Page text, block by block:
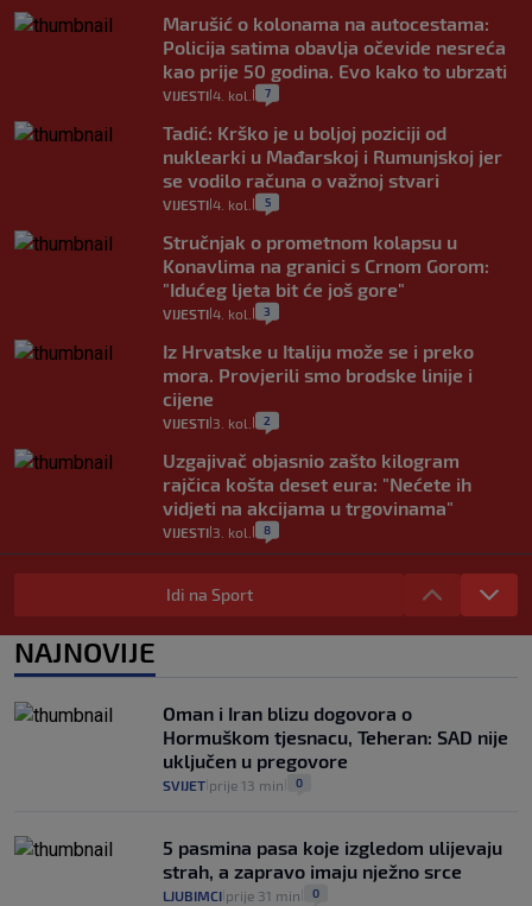
Marušić o kolonama na autocestama:
Policija satima obavlja očevide nesreća
kao prije 50 godina. Evo kako to ubrzati
VIJESTI 4. kol. 7
Tadić: Krško je u boljoj poziciji od
nuklearki u Mađarskoj i Rumunjskoj jer
se vodilo računa o važnoj stvari
VIJESTI 4. kol. 5
Stručnjak o prometnom kolapsu u
Konavlima na granici s Crnom Gorom:
"Idućeg ljeta bit će još gore"
VIJESTI 4. kol. 3
Iz Hrvatske u Italiju može se i preko
mora. Provjerili smo brodske linije i
cijene
VIJESTI 3. kol. 2
Uzgajivač objasnio zašto kilogram
rajčica košta deset eura: "Nećete ih
vidjeti na akcijama u trgovinama"
VIJESTI 3. kol. 8
Selidba je jedno od stresnijih iskustava.
Evo aktualnih cijena i nekoliko savjeta
0
automobilom na Hvar iz Zagreba, a
koliko iz Osijeka
VIJESTI 2. kol. 14
Idi na Sport
NAJNOVIJE
Oman i Iran blizu dogovora o
Hormuškom tjesnacu, Teheran: SAD nije
uključen u pregovore
SVIJET prije 13 min 0
5 pasmina pasa koje izgledom ulijevaju
strah, a zapravo imaju nježno srce
LJUBIMCI prije 31 min 0